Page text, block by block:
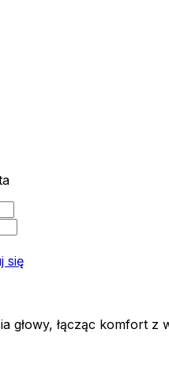
się
głowy, łącząc komfort z